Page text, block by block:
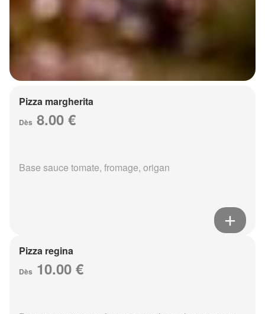
Pizza margherita
Dès 8.00 €
Base sauce tomate, fromage, origan
Pizza regina
Dès 10.00 €